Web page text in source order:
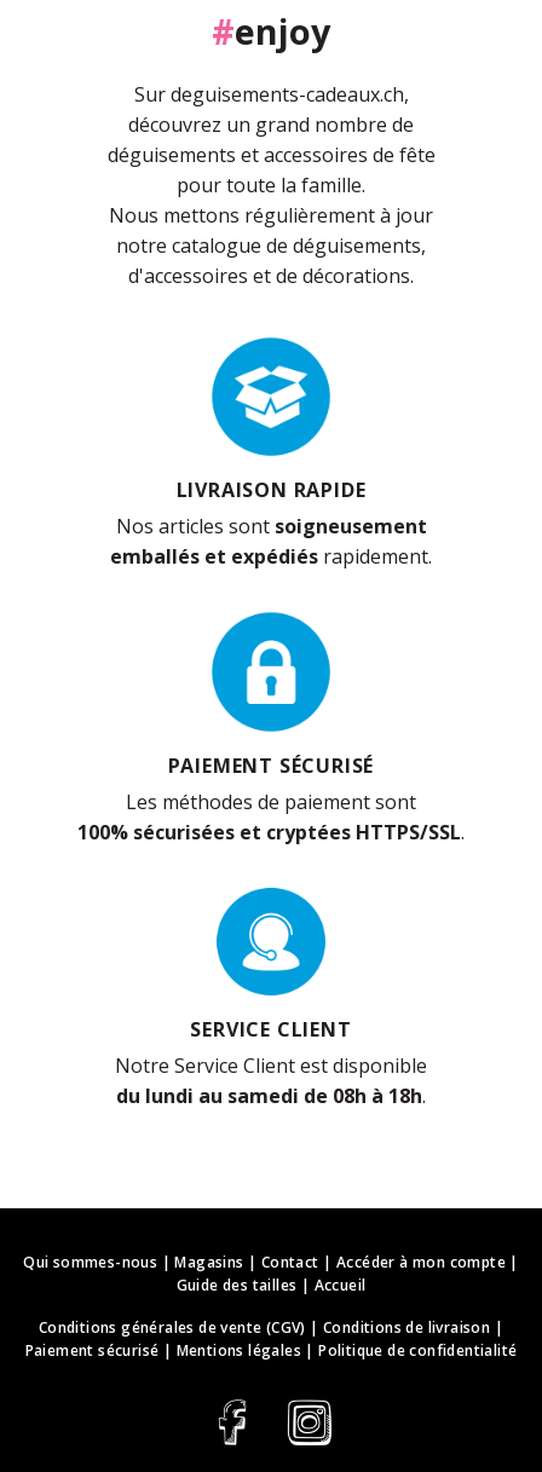
#enjoy
Sur deguisements-cadeaux.ch,
découvrez un grand nombre de
déguisements et accessoires de fête
pour toute la famille.
Nous mettons régulièrement à jour
notre catalogue de déguisements,
d'accessoires et de décorations.
LIVRAISON RAPIDE
Nos articles sont soigneusement
emballés et expédiés rapidement.
PAIEMENT SÉCURISÉ
Les méthodes de paiement sont
100% sécurisées et cryptées HTTPS/SSL.
SERVICE CLIENT
Notre Service Client est disponible
du lundi au samedi de 08h à 18h.
Qui sommes-nous |Magasins | Contact | Accéder à mon compte|
Guide des tailles | Accueil
Conditions générales de vente (CGV) |Conditions de livraison |
Paiement sécurisé | Mentions légales |Politique de confidentialité